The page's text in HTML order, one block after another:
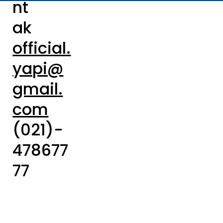
nt
ak
official.
yapi@
gmail.
com
(021)-
478677
77